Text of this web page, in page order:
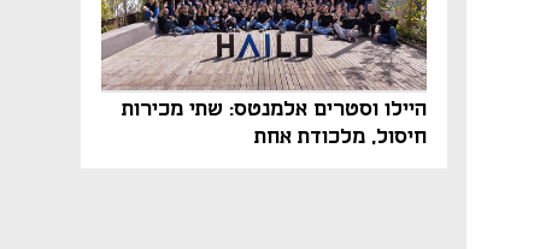
היילו וסטרים אלמנטס: שתי מכירות
חיסול, מלכודת אחת